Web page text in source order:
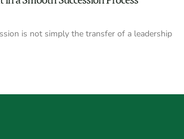
is not simply the transfer of a leadership